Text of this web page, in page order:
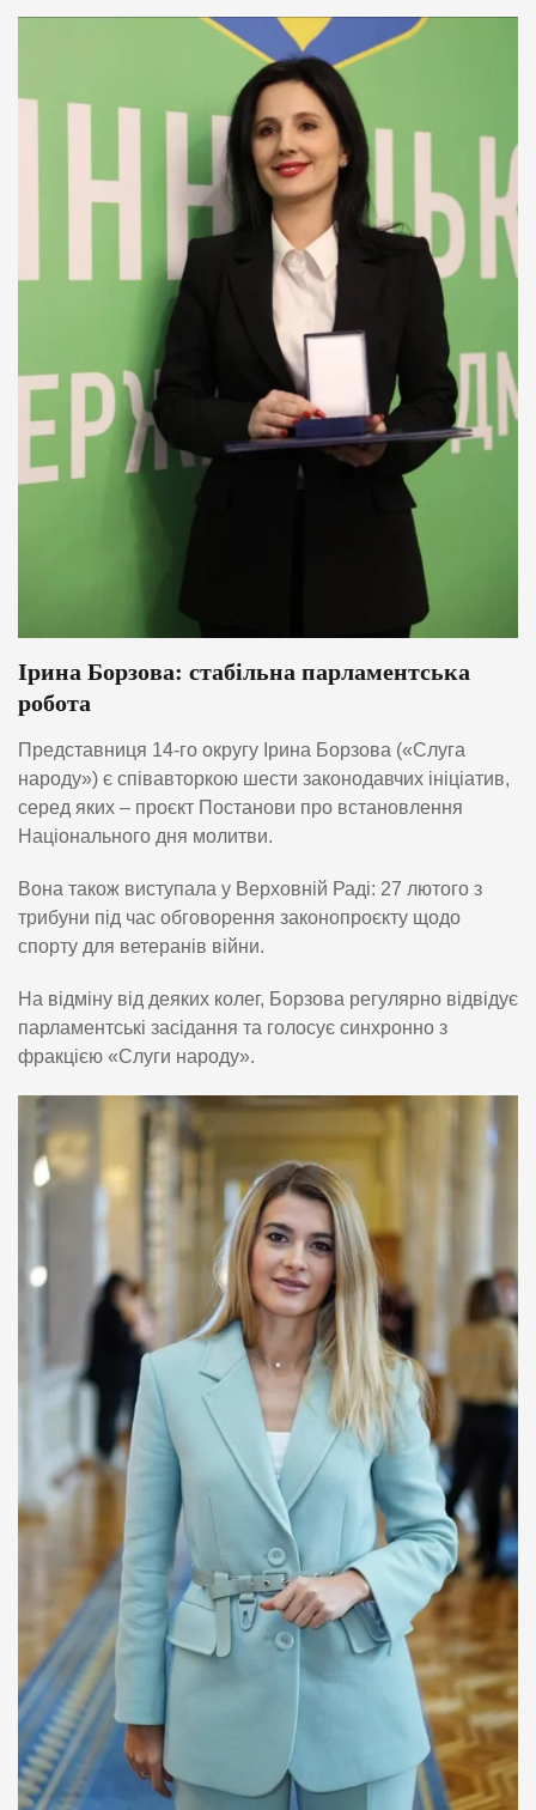
Ірина Борзова: стабільна парламентська
робота
Представниця 14-го округу Ірина Борзова («Слуга
народу») є співавторкою шести законодавчих ініціатив,
серед яких – проєкт Постанови про встановлення
Національного дня молитви.
Вона також виступала у Верховній Раді: 27 лютого з
трибуни під час обговорення законопроєкту щодо
спорту для ветеранів війни.
На відміну від деяких колег, Борзова регулярно відвідує
парламентські засідання та голосує синхронно з
фракцією «Слуги народу».